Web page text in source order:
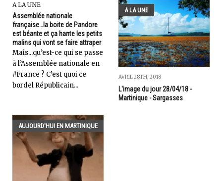
A LA UNE
Assemblée nationale
française…la boite de Pandore
est béante et ça hante les petits
malins qui vont se faire attraper
Mais...qu’est-ce qui se passe
à l’Assemblée nationale en
#France ? C’est quoi ce
bordel Républicain...
A LA UNE
AVRIL 28TH, 2018
L'image du jour 28/04/18 -
Martinique - Sargasses
AUJOURD'HUI EN MARTINIQUE